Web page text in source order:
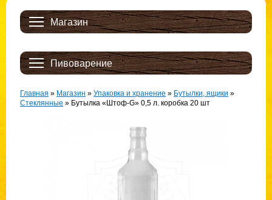
Магазин
Пивоварение
Главная » Магазин » Упаковка и хранение » Бутылки, ящики »
Стеклянные » Бутылка «Штоф-G» 0,5 л. коробка 20 шт